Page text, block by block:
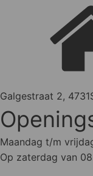
Galgestraat 2,
Maandag t/m
Op zaterdag van